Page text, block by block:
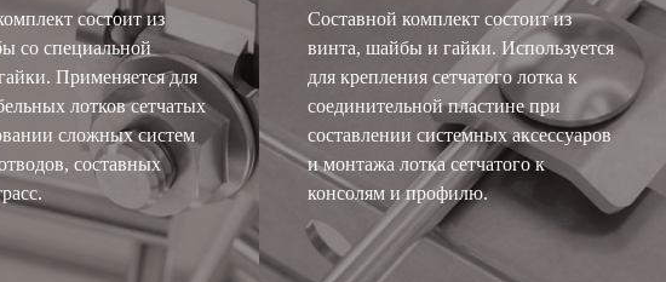
состоит из
со специальной
Применяется для
лотков сетчатых
сложных систем
составных
Составной комплект состоит из
винта, шайбы и гайки. Используется
для крепления сетчатого лотка к
соединительной пластине при
составлении системных аксессуаров
и монтажа лотка сетчатого к
консолям и профилю.